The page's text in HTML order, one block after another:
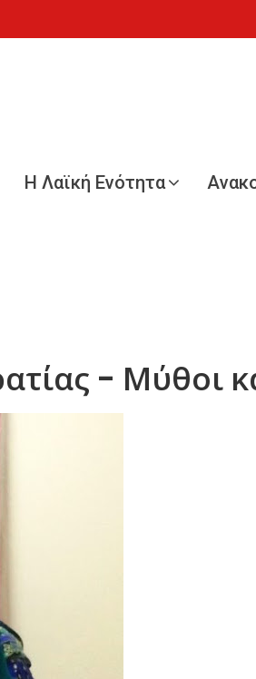
Η Λαϊκή Ενότητα
- Μύθοι